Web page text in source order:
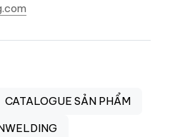
CATALOGUE SẢN PHẨM